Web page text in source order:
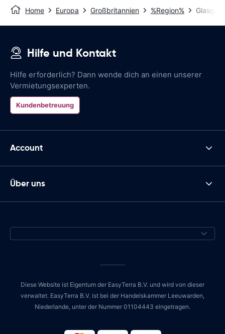
Home Europa Großbritannien %Region% Glasgow
Hilfe und Kontakt
Hilfe erforderlich? Dann wende dich an einen unserer
Vermietungsexperten.
Kundenbetreuung
Account
Über uns
Diese Website ist Eigentum der EasyTerra B.V. und wird von dieser
verwaltet. EasyTerra B.V. ist bei der Handelskammer Leeuwarden,
Niederlande, unter der Nummer 01104443 eingetragen.